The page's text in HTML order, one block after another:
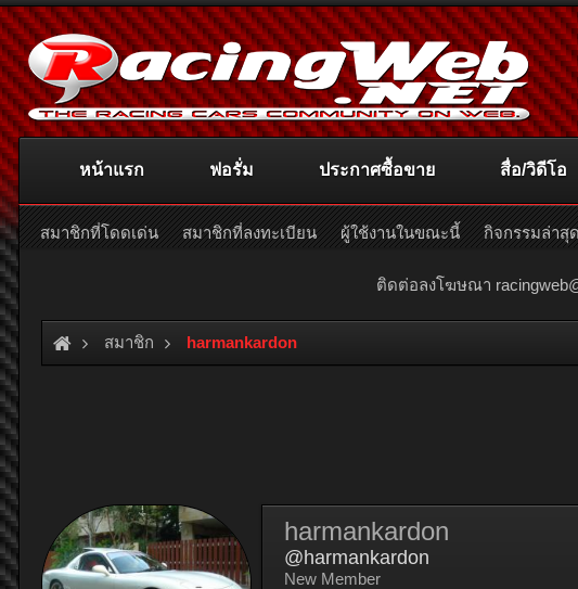
ติดต่อลงโฆษณา
สมาชิก harmankardon
harmankardon
@harmankardon
New Member
หน้าแรก ฟอรั่ม ประกาศซื้อขาย สื่อ/วิดีโอ
สมาชิกที่โดดเด่น สมาชิกที่ลงทะเบียน ผู้ใช้งานในขณะนี้ กิจกรรมล่าสุด